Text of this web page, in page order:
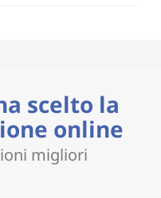
scelto la
online
migliori